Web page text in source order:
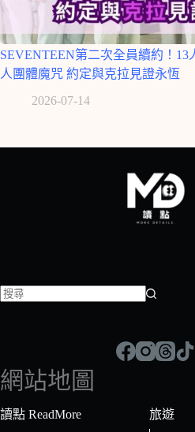
SEVENTEEN第二次全員續約！13
人團體魔咒 約定與克拉見證永恆
2026-07-14
符
合
條
網站地圖
讀點 ReadMore
旅遊